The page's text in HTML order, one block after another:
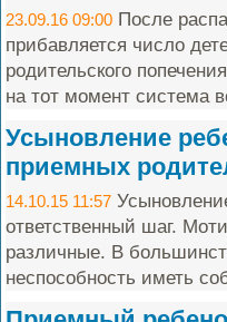
23.09.16 09:00 После
прибавляется число
родительского
на тот момент система
Усыновление
приемных
14.10.15 11:57
ответственный шаг.
различные. В
неспособность иметь